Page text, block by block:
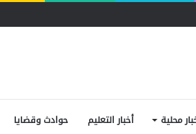
لاستفادة المغتربين من الأنشطة المالية غير
محلية أخبار التعليم حوادث وقضايا